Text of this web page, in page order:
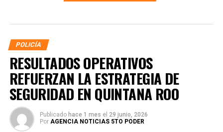
POLICÍA
RESULTADOS OPERATIVOS
REFUERZAN LA ESTRATEGIA DE
SEGURIDAD EN QUINTANA ROO
Publicado hace 1 mes el 29 junio, 2026
Por AGENCIA NOTICIAS 5TO PODER